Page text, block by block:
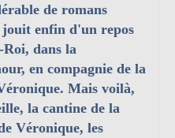
de romans
enfin d'un repos
dans la
en compagnie de la
Mais voilà,
la cantine de la
Véronique, les